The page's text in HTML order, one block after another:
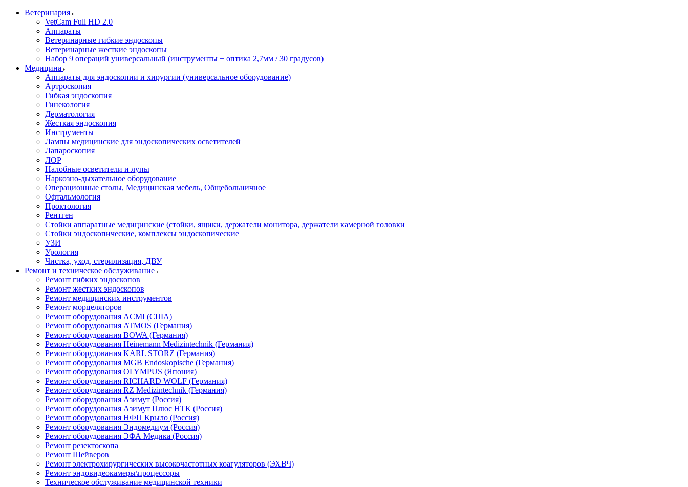
Ветеринария
VetCam Full HD 2.0
Аппараты
Ветеринарные гибкие эндоскопы
Ветеринарные жесткие эндоскопы
Набор 9 операций универсальный (инструменты + оптика 2,7мм / 30 градусов)
Медицина
Аппараты для эндоскопии и хирургии (универсальное оборудование)
Артроскопия
Гибкая эндоскопия
Гинекология
Дерматология
Жесткая эндоскопия
Инструменты
Лампы медицинские для эндоскопических осветителей
Лапароскопия
ЛОР
Налобные осветители и лупы
Наркозно-дыхательное оборудование
Операционные столы, Медицинская мебель, Общебольничное
Офтальмология
Проктология
Рентген
Стойки аппаратные медицинские (стойки, ящики, держатели монитора, держатели камерной головки
Стойки эндоскопические, комплексы эндоскопические
УЗИ
Урология
Чистка, уход, стерилизация, ДВУ
Ремонт и техническое обслуживание
Ремонт гибких эндоскопов
Ремонт жестких эндоскопов
Ремонт медицинских инструментов
Ремонт морцеляторов
Ремонт оборудования ACMI (США)
Ремонт оборудования ATMOS (Германия)
Ремонт оборудования BOWA (Германия)
Ремонт оборудования Heinemann Medizintechnik (Германия)
Ремонт оборудования KARL STORZ (Германия)
Ремонт оборудования MGB Endoskopische (Германия)
Ремонт оборудования OLYMPUS (Япония)
Ремонт оборудования RICHARD WOLF (Германия)
Ремонт оборудования RZ Medizintechnik (Германия)
Ремонт оборудования Азимут (Россия)
Ремонт оборудования Азимут Плюс НТК (Россия)
Ремонт оборудования НФП Крыло (Россия)
Ремонт оборудования Эндомедиум (Россия)
Ремонт оборудования ЭФА Медика (Россия)
Ремонт резектоскопа
Ремонт Шейверов
Ремонт электрохирургических высокочастотных коагуляторов (ЭХВЧ)
Ремонт эндовидеокамеры\процессоры
Техническое обслуживание медицинской техники